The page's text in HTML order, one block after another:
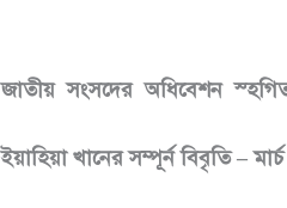
জাতীয় সংসদের অধিবেশন
ইয়াহিয়া খানের সম্পূর্ন বিবৃতি–মার্চ